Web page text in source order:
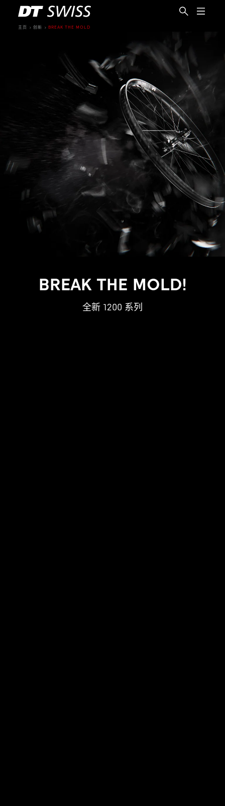
主页 创新 BREAK THE MOLD
BREAK THE MOLD!
全新 1200 系列